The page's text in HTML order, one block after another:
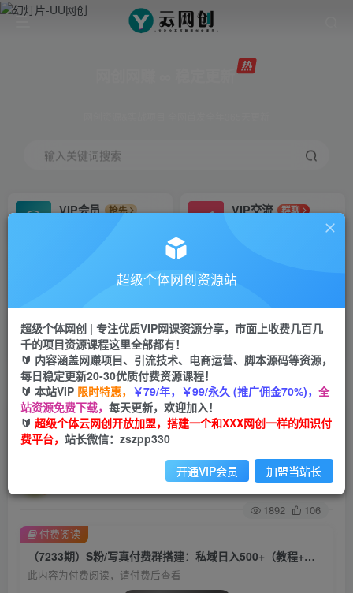
输入关键词搜索
VIP会员
抢先
VIP交流
群聊
研究探讨更多创业项目路子。
会员专属推广链接
招募站长
挂机
项目
脚本卡密
APP下载
GO
首页 创业课程 会员专属 正文
（7233期）S粉/写真付费群搭建：私域日入500+
（教程+源码）
关注 私信
1892 106
（7233期）S粉/写真付费群搭建：私域日入500+（教程+源码）
此内容为付费阅读，请付费后查看
付费阅读
超级个体网创资源站
超级个体网创 | 专注优质VIP网课资源分享，市面上收费几百几
千的项目资源课程这里全部都有！
🔰 内容涵盖网赚项目、引流技术、电商运营、脚本源码等资源，
每日稳定更新20-30优质付费资源课程！
🔰 本站VIP 限时特惠， ￥79/年，￥99/永久 (推广佣金70%)， 全
站资源免费下载， 每天更新，欢迎加入！
🔰 超级个体云网创开放加盟，搭建一个和XXX网创一样的知识付
费平台， 站长微信：zszpp330
开通VIP会员 加盟当站长